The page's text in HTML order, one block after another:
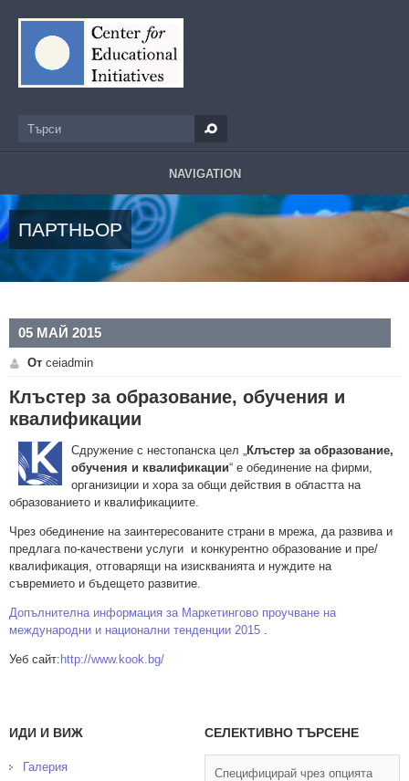
Търси
NAVIGATION
ПАРТНЬОР
05 МАЙ 2015
От ceiadmin
Клъстер за образование, обучения и
квалификации
Сдружение с нестопанска цел „Клъстер за образование,
обучения и квалификации“ e oбединение на фирми,
организиции и хора за общи действия в областта на
образованието и квалификациите.
Чрез обединение на заинтересованите страни в мрежа, да развива и
предлага по-качествени услуги и конкурентно образование и пре/
квалификация, отговарящи на изискванията и нуждите на
съвремието и бъдещето развитие.
Допълнителна информация за Маркетингово проучване на
международни и национални тенденции 2015 .
Уеб сайт: http://www.kook.bg/
ИДИ И ВИЖ
Галерия
СЕЛЕКТИВНО ТЪРСЕНЕ
Специфицирай чрез опцията